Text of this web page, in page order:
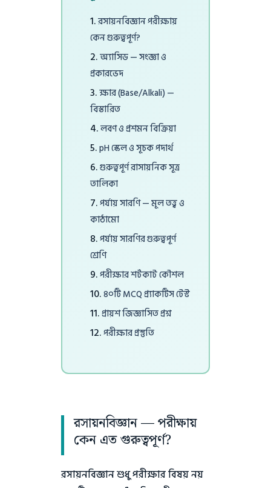
রসায়নবিজ্ঞান পরীক্ষায়
কেন গুরুত্বপূর্ণ?
অ্যাসিড — সংজ্ঞা ও
প্রকারভেদ
ক্ষার (Base/Alkali) —
বিস্তারিত
লবণ ও প্রশমন বিক্রিয়া
pH স্কেল ও সূচক পদার্থ
গুরুত্বপূর্ণ রাসায়নিক সূত্র
তালিকা
পর্যায় সারণি — মূল তত্ত্ব ও
কাঠামো
পর্যায় সারণির গুরুত্বপূর্ণ
শ্রেণি
পরীক্ষার শর্টকাট কৌশল
৪০টি MCQ প্র্যাকটিস টেস্ট
প্রায়শ জিজ্ঞাসিত প্রশ্ন
পরীক্ষার প্রস্তুতি
রসায়নবিজ্ঞান — পরীক্ষায়
কেন এত গুরুত্বপূর্ণ?
রসায়নবিজ্ঞান শুধু পরীক্ষার বিষয় নয়